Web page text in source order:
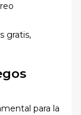
gratis,
para la